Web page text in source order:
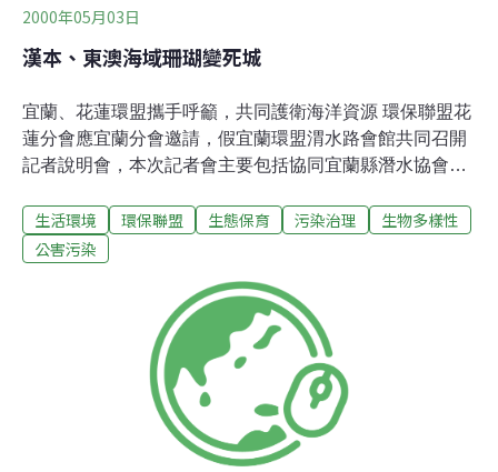
2000年05月03日
漢本、東澳海域珊瑚變死城
宜蘭、花蓮環盟攜手呼籲，共同護衛海洋資源 環保聯盟花
蓮分會應宜蘭分會邀請，假宜蘭環盟渭水路會館共同召開
記者說明會，本次記者會主要包括協同宜蘭縣潛水協會會
動的觀察與攝影記錄，根據該潛水協會會長朱永盛教練表
示：1998年國際海洋年系列活動，該會曾協助宜蘭環盟進
展出並出版宜蘭海底秀麗景觀與豐富生態明信片，短短兩
年時間，該協會發現宜蘭海域生態丕變，原有的軟珊瑚、
海綿、貝類以及珊瑚礁魚類竟然消失殆盡，會長與宜蘭環
盟痛心的表示：這是珊瑚們在哭泣。 藉由潛水協會準備的
海底攝影資料，短短數分鐘卻讓與會記者們深受震撼，怵
目驚心的淤泥厚厚覆蓋在原本多樣綺麗的海底景觀上，如
今宜蘭近海水域竟儼然如同一片死城廢墟，寂寞而了無生
生活環境 環保聯盟 生態保育 污染治理
生物多樣性
公害污染